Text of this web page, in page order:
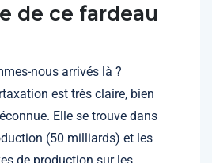
de ce fardeau
nous arrivés là ?
est très claire, bien
Elle se trouve dans
(50 milliards) et les